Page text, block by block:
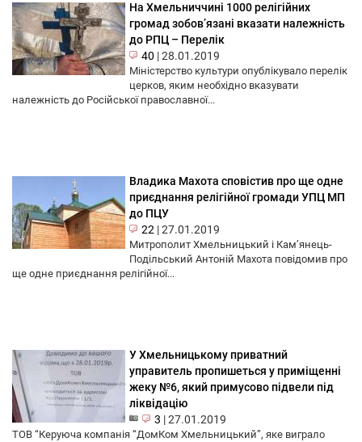
На Хмельниччині 1000 релігійних
громад зобов’язані вказати належність
до РПЦ – Перелік
40 |28.01.2019
Міністерство культури опублікувало перелік
церков, яким необхідно вказувати
належність до Російської православної...
Владика Махота сповістив про ще одне
приєднання релігійної громади УПЦ МП
до ПЦУ
22 |27.01.2019
Митрополит Хмельницький і Кам’янець-
Подільський Антоній Махота повідомив про
ще одне приєднання релігійної...
У Хмельницькому приватний
управитель пропишеться у приміщенні
жеку №6, який примусово підвели під
ліквідацію
3 |27.01.2019
ТОВ “Керуюча компанія “ДомКом Хмельницький”, яке виграло